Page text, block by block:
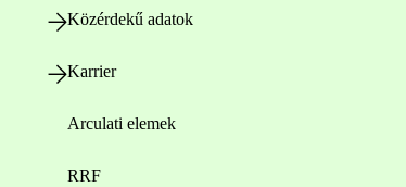
Közérdekű adatok
Karrier
Arculati elemek
RRF